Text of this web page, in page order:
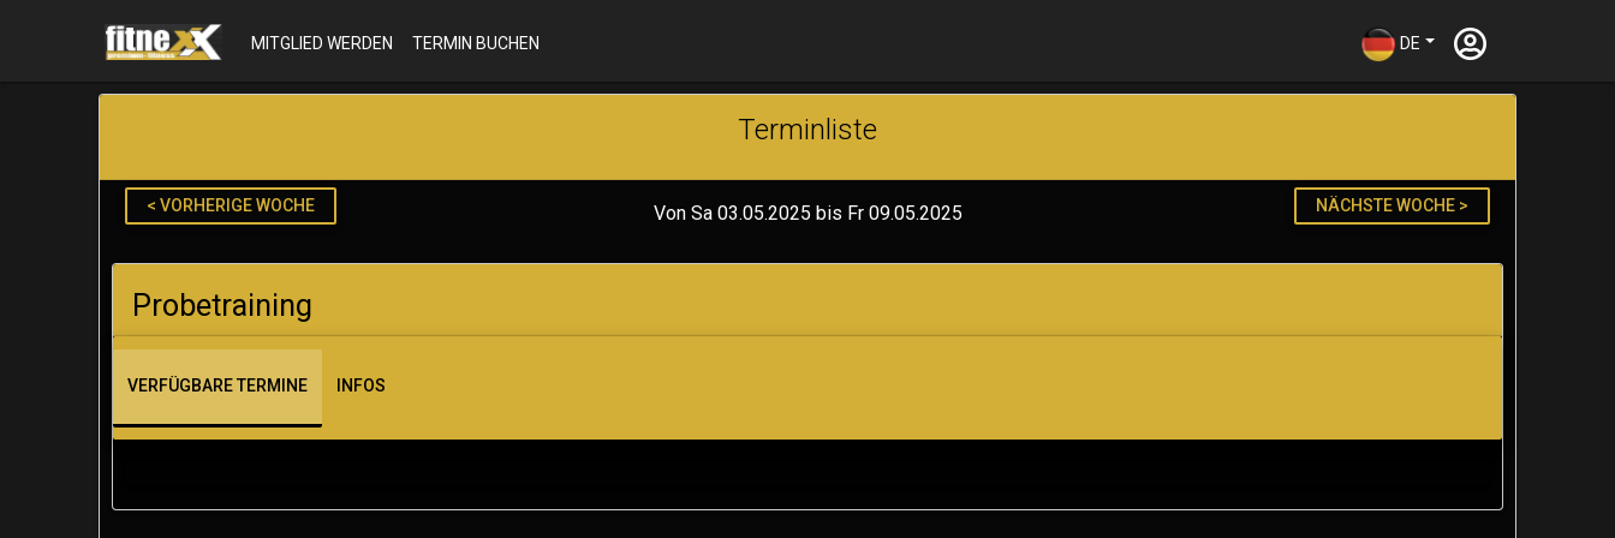
MITGLIED WERDEN TERMIN BUCHEN DE
Terminliste
< VORHERIGE WOCHE Von Sa 03.05.2025 bis Fr 09.05.2025 NÄCHSTE WOCHE >
Probetraining
VERFÜGBARE TERMINE INFOS